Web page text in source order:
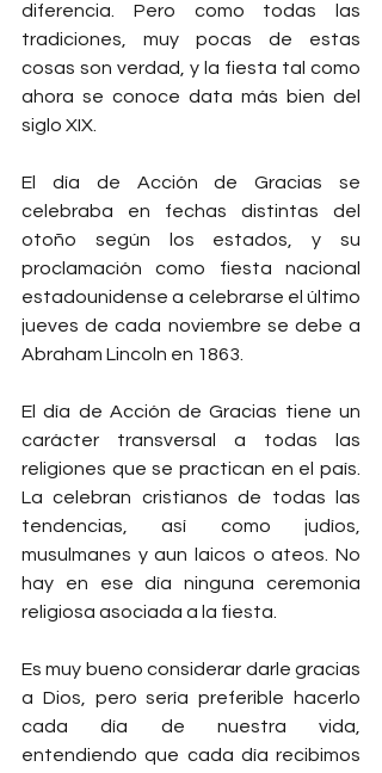
diferencia. Pero como todas las
tradiciones, muy pocas de estas
cosas son verdad, y la fiesta tal como
ahora se conoce data más bien del
siglo XIX.
El día de Acción de Gracias se
celebraba en fechas distintas del
otoño según los estados, y su
proclamación como fiesta nacional
estadounidense a celebrarse el último
jueves de cada noviembre se debe a
Abraham Lincoln en 1863.
El día de Acción de Gracias tiene un
carácter transversal a todas las
religiones que se practican en el país.
La celebran cristianos de todas las
tendencias, así como judíos,
musulmanes y aun laicos o ateos. No
hay en ese día ninguna ceremonia
religiosa asociada a la fiesta.
Es muy bueno considerar darle gracias
a Dios, pero sería preferible hacerlo
cada día de nuestra vida,
entendiendo que cada día recibimos